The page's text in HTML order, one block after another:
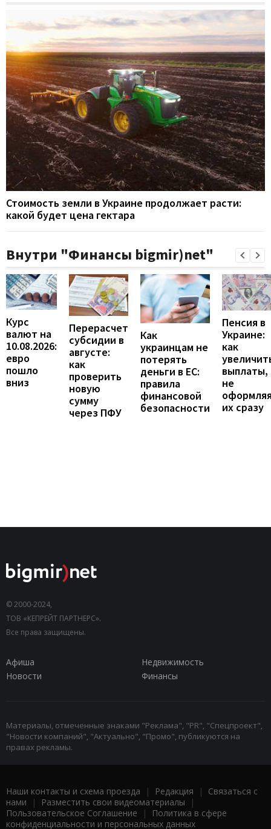
Стоимость земли в Украине продолжает расти:
какой будет цена гектара
Внутри "Финансы bigmir)net"
Курс
валют на
10.08.2026:
евро
пошло
вниз
Перерасчет
субсидии в
августе:
как
проверить
новую
сумму
через ПФУ
Как
украинцам не
потерять
деньги в ЕС:
правила
финансовой
безопасности
Пенсия в
Украине:
как
выплаты,
не
их сразу
© 2000-2024,
ТОВ «КЕПРЕЙТ ПАРТНЕРС».
Все права защищены.
Афиша
Недвижимость
Новости
Финансы
Материалы, отмеченные знаками "Реклама", "PR", "Спецпроект",
"Новости компаний", "Актуально", "Промо", публикуются на
правах рекламы.
Наши контакты и схема проезда | Редакция | Связаться с
нами | Разместить свои видеоматериалы |
Пользовательское Соглашение |
Политика в сфере
конфиденциальности и персональных данных